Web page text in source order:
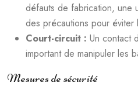
défauts de fabrication, une
des précautions pour éviter
Court-circuit : Un contact
important de manipuler les
Mesures de sécurité